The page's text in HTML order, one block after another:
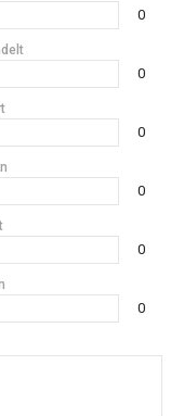
0
0
0
0
0
0